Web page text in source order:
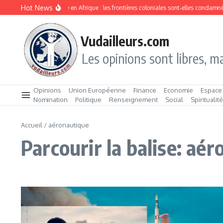
Aller au contenu
Hot News
Division ethnique en Afrique : les frontières coloniales sont‑elles
Vudailleurs.com
Les opinions sont libres,
Opinions Union Européenne Finance Economie
Espace
Nomination
Politique Renseignement Social
Accueil / aéronautique
Parcourir la balise: